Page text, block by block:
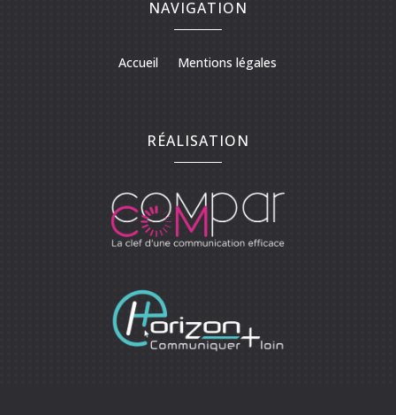
NAVIGATION
Accueil Mentions légales
RÉALISATION